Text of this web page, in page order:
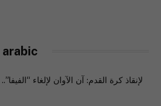
لإنقاذ كرة القدم: آن الآوان لإلغاء